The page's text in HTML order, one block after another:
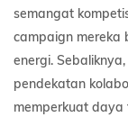
semangat
campaign mereka
energi.
pendekatan
memperkuat daya